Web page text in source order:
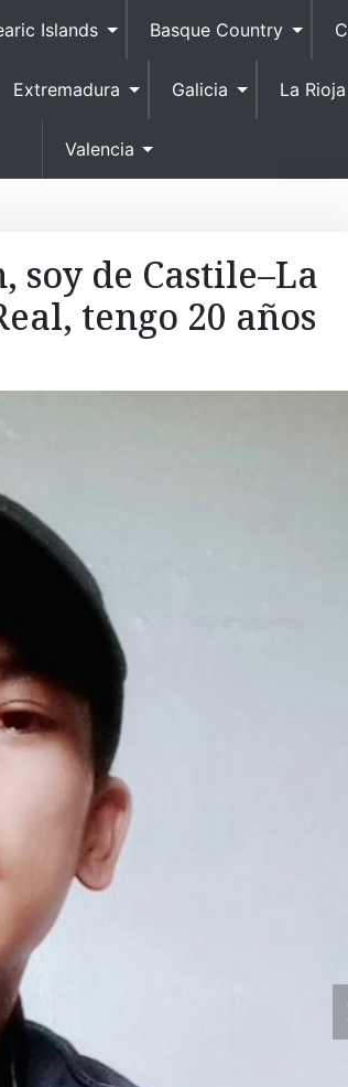
p
o
e
t
Islands Basque Country
Extremadura Galicia La Rioja
Valencia
de Castile–La
tengo 20 años